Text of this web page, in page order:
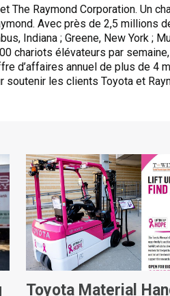
The Raymond Corporation. Un
Avec près de 2,5 millions
Indiana ; Greene, New York ;
chariots élévateurs par
d’affaires annuel de plus de 4
les clients Toyota et
Toyota Material